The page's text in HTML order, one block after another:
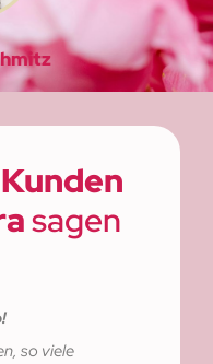
sagen
so viele